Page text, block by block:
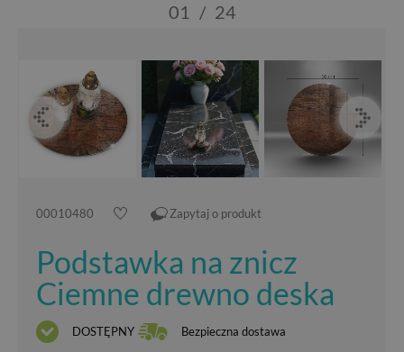
01 / 24
00010480 Zapytaj o produkt
Podstawka na znicz
Ciemne drewno deska
DOSTĘPNY Bezpieczna dostawa